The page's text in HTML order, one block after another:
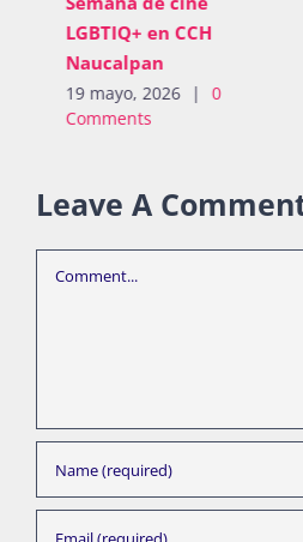
LGBTIQ+ en CCH
Naucalpan
19 mayo, 2026 |
Comments
Leave A
Comment